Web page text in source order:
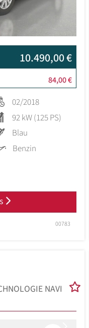
10.490,00 €
84,00 €
02/2018
92 kW (125 PS)
Blau
Benzin
00783
NAVI